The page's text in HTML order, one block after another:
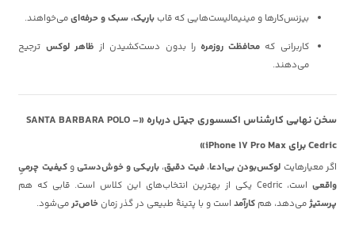
بیزنس‌کارها و مینیمالیست‌هایی که قابباریک، سبک و حرفه‌ایمی‌خواهند.
کاربرانی که محافظت روزمره را بدون دست‌کشیدن از ظاهر لوکس ترجیح
می‌دهند.
سخن نهایی کارشناس اکسسوری جیتل درباره «SANTA BARBARA POLO –
Cedric برای iPhone 17 Pro Max»
اگر معیارهایت لوکس‌بودن بی‌ادعا، فیت دقیق،باریکی و خوش‌دستیوکیفیت چرمیِ
واقعی است، Cedric یکی از بهترین انتخاب‌های این کلاس است. قابی که هم
پرستیژ می‌دهد، همکارآمد است و با پتینهٔ طبیعی در گذر زمانخاص‌تر می‌شود.